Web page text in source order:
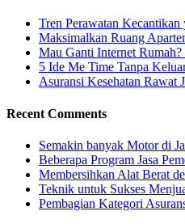
Tren Perawatan
Maksimalkan Ruang
Mau Ganti Internet
5 Ide Me Time Tanpa
Asuransi Kesehatan Rawat
Recent Comments
Semakin banyak Motor di
Beberapa Program Jasa
Membersihkan Alat Berat
Teknik untuk Sukses
Pembagian Kategori